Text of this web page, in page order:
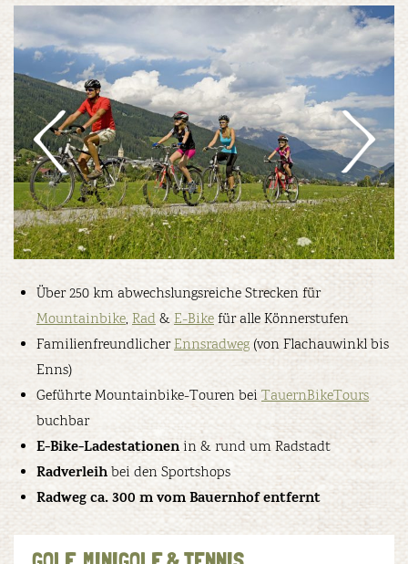
Über 250 km abwechslungsreiche Strecken für
Mountainbike, Rad&E-Bikefür alle Könnerstufen
FamilienfreundlicherEnnsradweg (von Flachauwinkl bis
Enns)
Geführte Mountainbike-Touren beiTauernBikeTours
buchbar
E-Bike-Ladestationenin & rund um Radstadt
Radverleihbei den Sportshops
Radweg ca. 300 m vom Bauernhof entfernt